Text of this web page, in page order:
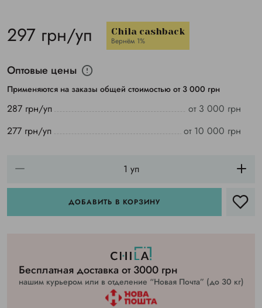
297 грн/уп Chila cashback
Вернём 1%
Оптовые цены
Применяются на заказы общей стоимостью от 3 000 грн
287 грн/уп
от 3 000 грн
277 грн/уп
от 10 000 грн
ДОБАВИТЬ В КОРЗИНУ
Бесплатная доставка от 3000 грн
нашим курьером или в отделение “Новая Почта” (до 30 кг)